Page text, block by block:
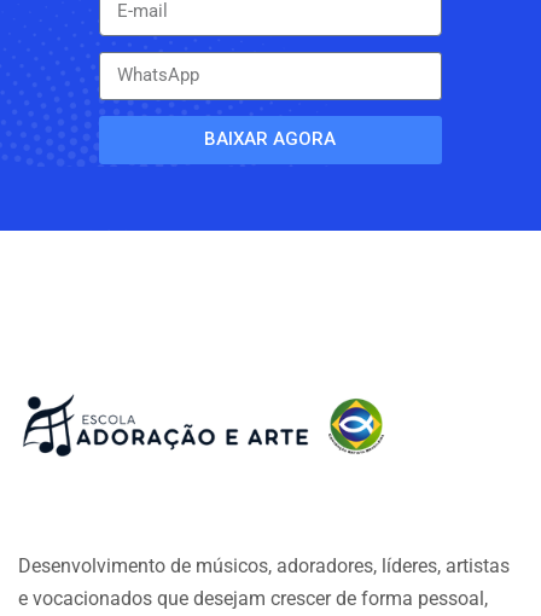
BAIXAR AGORA
Desenvolvimento de músicos, adoradores, líderes, artistas
e vocacionados que desejam crescer de forma pessoal,